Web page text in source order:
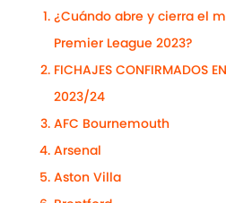
¿Cuándo abre y cierra el
Premier League 2023?
FICHAJES CONFIRMADOS
2023/24
AFC Bournemouth
Arsenal
Aston Villa